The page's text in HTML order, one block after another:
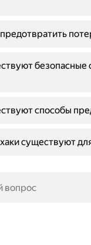
безопасные
способы
существуют